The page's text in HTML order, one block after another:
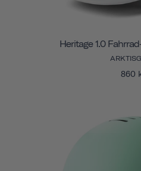
Heritage 1.0
860